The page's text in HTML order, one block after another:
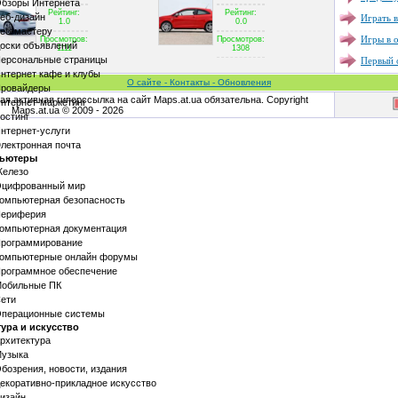
Интернета
дизайн
мастеру
объявлений
страницы
кафе и клубы
маркетинг
услуги
почта
мир
безопасность
документация
онлайн форумы
обеспечение
ПК
системы
и искусство
новости, издания
прикладное искусство
Рейтинг:
1.0
Просмотров:
1111
Рейтинг:
0.0
Просмотров:
1308
Играть
Игры в
Первый
О сайте - Контакты - Обновления
активная гиперссылка на сайт Maps.at.ua обязательна. Copyright
Maps.at.ua © 2009 - 2026